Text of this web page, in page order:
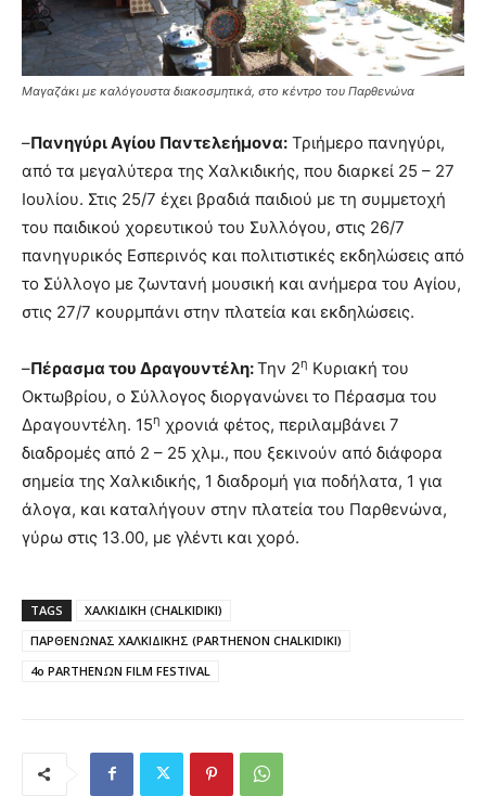
Μαγαζάκι με καλόγουστα διακοσμητικά, στο κέντρο του Παρθενώνα
–Πανηγύρι Αγίου Παντελεήμονα: Τριήμερο πανηγύρι,
από τα μεγαλύτερα της Χαλκιδικής, που διαρκεί 25 – 27
Ιουλίου. Στις 25/7 έχει βραδιά παιδιού με τη συμμετοχή
του παιδικού χορευτικού του Συλλόγου, στις 26/7
πανηγυρικός Εσπερινός και πολιτιστικές εκδηλώσεις από
το Σύλλογο με ζωντανή μουσική και ανήμερα του Αγίου,
στις 27/7 κουρμπάνι στην πλατεία και εκδηλώσεις.
–Πέρασμα του Δραγουντέλη:Την 2η Κυριακή του
Οκτωβρίου, ο Σύλλογος διοργανώνει το Πέρασμα του
Δραγουντέλη. 15η χρονιά φέτος, περιλαμβάνει 7
διαδρομές από 2 – 25 χλμ., που ξεκινούν από διάφορα
σημεία της Χαλκιδικής, 1 διαδρομή για ποδήλατα, 1 για
άλογα, και καταλήγουν στην πλατεία του Παρθενώνα,
γύρω στις 13.00, με γλέντι και χορό.
TAGS
ΧΑΛΚΙΔΙΚΗ (CHALKIDIKI)
ΠΑΡΘΕΝΩΝΑΣ ΧΑΛΚΙΔΙΚΗΣ (PARTHENON CHALKIDIKI)
4o PARTHENΩN FILM FESTIVAL